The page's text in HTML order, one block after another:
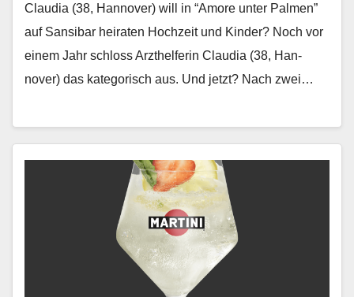
Claudia (38, Hannover) will in “Amore unter Palmen”
auf Sansibar heiraten Hochzeit und Kinder? Noch vor
einem Jahr schloss Arzthelferin Clau­dia (38, Han­
nover) das kat­e­gorisch aus. Und jet­zt? Nach zwei…